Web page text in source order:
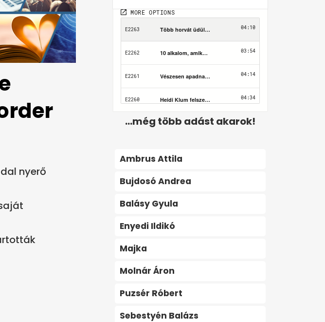
nyerő
...még több adást akarok!
Ambrus Attila
Bujdosó Andrea
Balásy Gyula
Enyedi Ildikó
Majka
Molnár Áron
Puzsér Róbert
Sebestyén Balázs